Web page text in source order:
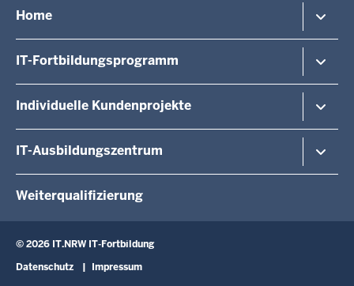
in
der
Fußzeile
Home
Veranstaltungsorte/-formate
Über uns
Kontakt
IT-Fortbildungsprogramm
Zertifizierung
Individuelle Kundenprojekte
Digitale Verwaltung NRW
IT-Ausbildungszentrum
Lernort ITAZ
Das Team
Seminarangebot für Dualis
Weiterqualifizierung
© 2026 IT.NRW IT-Fortbildung
Fußzeile
Datenschutz Impressum